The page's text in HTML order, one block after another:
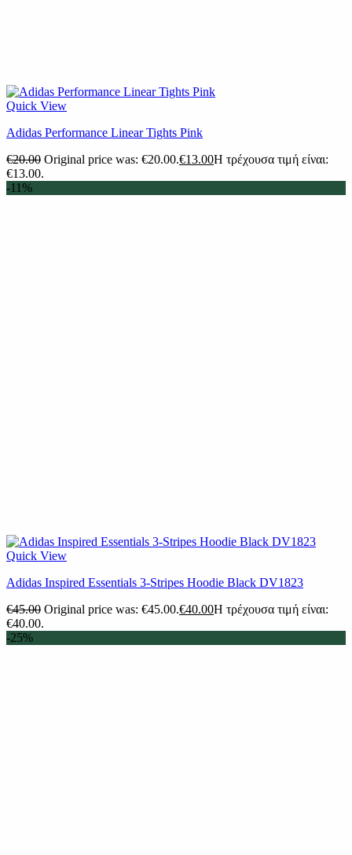
Quick View
Adidas Performance Linear Tights Pink
€20.00 Original price was: €20.00.€13.00Η τρέχουσα τιμή είναι:
€13.00.
-11%
Quick View
Adidas Inspired Essentials 3-Stripes Hoodie Black DV1823
€45.00 Original price was: €45.00.€40.00Η τρέχουσα τιμή είναι:
€40.00.
-25%